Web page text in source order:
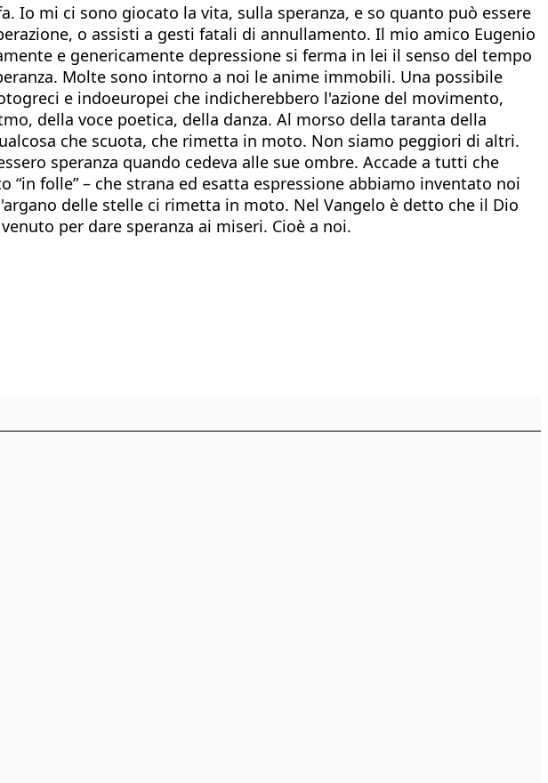
Io mi ci sono giocato la vita, sulla speranza, e so quanto può essere
o assisti a gesti fatali di annullamento. Il mio amico Eugenio
e genericamente depressione si ferma in lei il senso del tempo
Molte sono intorno a noi le anime immobili. Una possibile
e indoeuropei che indicherebbero l'azione del movimento,
della voce poetica, della danza. Al morso della taranta della
che scuota, che rimetta in moto. Non siamo peggiori di altri.
speranza quando cedeva alle sue ombre. Accade a tutti che
folle” – che strana ed esatta espressione abbiamo inventato noi
delle stelle ci rimetta in moto. Nel Vangelo è detto che il Dio
per dare speranza ai miseri. Cioè a noi.